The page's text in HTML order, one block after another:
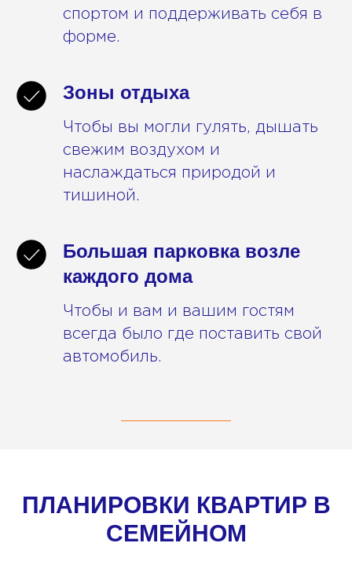
спортом и поддерживать себя в
форме.
Зоны отдыха
Чтобы вы могли гулять, дышать
свежим воздухом и
наслаждаться природой и
тишиной.
Большая парковка возле
каждого дома
Чтобы и вам и вашим гостям
всегда было где поставить свой
автомобиль.
ПЛАНИРОВКИ КВАРТИР В
СЕМЕЙНОМ